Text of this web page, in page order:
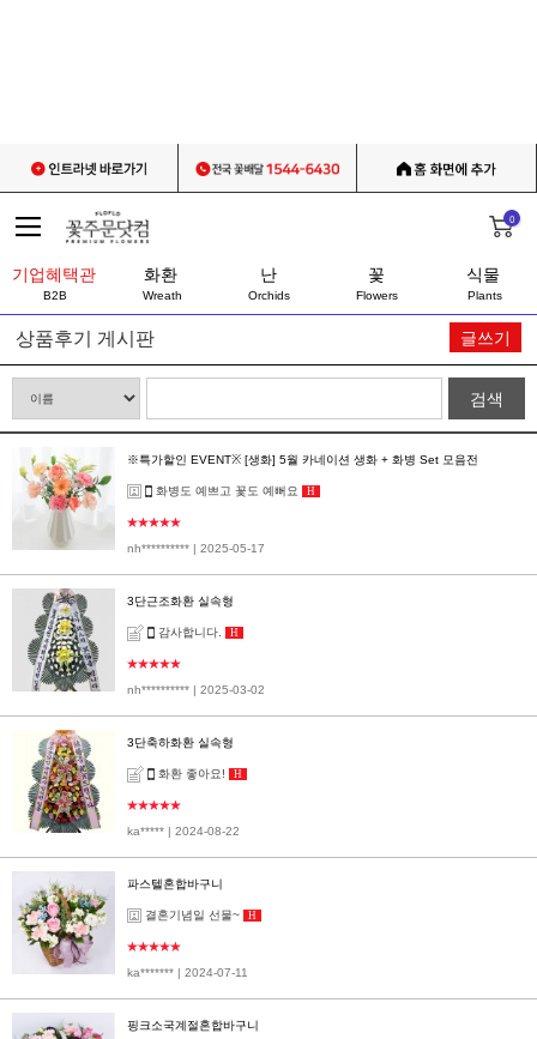
0
기업혜택관
B2B
화환
Wreath
난
Orchids
꽃
Flowers
식물
Plants
상품후기 게시판 글쓰기
검색
※특가할인 EVENT※ [생화] 5월 카네이션 생화 + 화병 Set 모음전
화병도 예쁘고 꽃도 예뻐요 H
★★★★★
nh********** | 2025-05-17
3단근조화환 실속형
감사합니다. H
★★★★★
nh********** | 2025-03-02
3단축하화환 실속형
화환 좋아요! H
★★★★★
ka***** | 2024-08-22
파스텔혼합바구니
결혼기념일 선물~ H
★★★★★
ka******* | 2024-07-11
핑크소국계절혼합바구니